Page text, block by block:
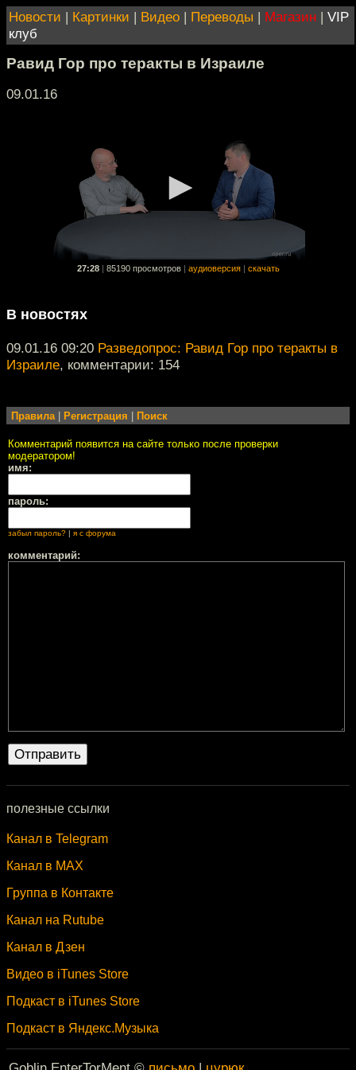
Новости | Картинки | Видео | Переводы | Магазин | VIP
клуб
Равид Гор про теракты в Израиле
09.01.16
27:28 85190 просмотров аудиоверсия скачать
В новостях
09.01.16 09:20 Разведопрос: Равид Гор про теракты в
Израиле, комментарии: 154
Правила| Регистрация Поиск
Комментарий появится на сайте только после проверки
модератором!
имя:
пароль:
забыл пароль? я с форума
комментарий:
полезные ссылки
Канал в Telegram
Канал в MAX
Группа в Контакте
Канал на Rutube
Канал в Дзен
Видео в iTunes Store
Подкаст в iTunes Store
Подкаст в Яндекс.Музыка